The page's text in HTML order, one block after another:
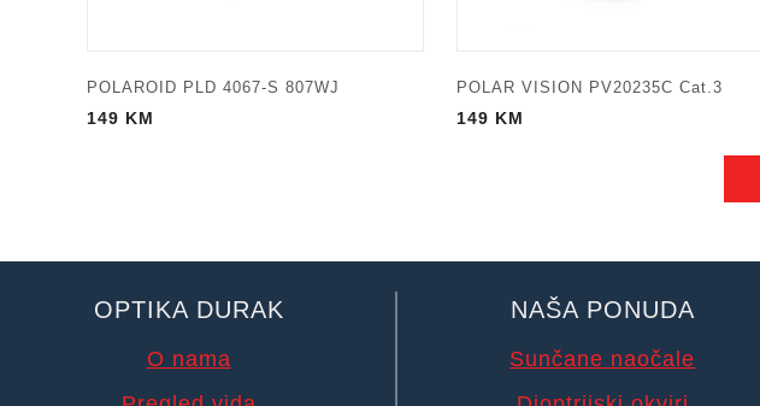
POLAROID PLD 4067-S 807WJ
149 KM
POLAR VISION PV20235C Cat.3
149 KM
OPTIKA DURAK
O nama
NAŠA PONUDA
Sunčane naočale